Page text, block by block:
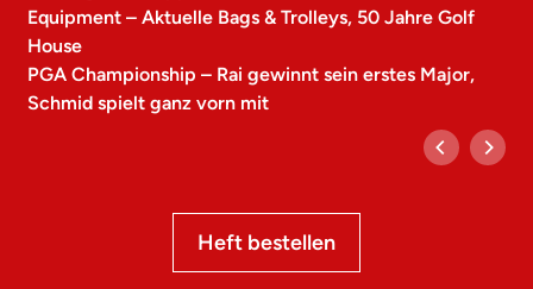
Equipment – Aktuelle Bags & Trolleys, 50 Jahre Golf
House
PGA Championship – Rai gewinnt sein erstes Major,
Schmid spielt ganz vorn mit
Heft bestellen